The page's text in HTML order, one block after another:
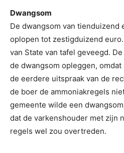
Dwangsom
De dwangsom van tienduizend
oplopen tot zestigduizend
van State van tafel geveegd.
de dwangsom opleggen,
de eerdere uitspraak van de
de boer de ammoniakregels
gemeente wilde een
dat de varkenshouder met zijn
regels wel zou overtreden.